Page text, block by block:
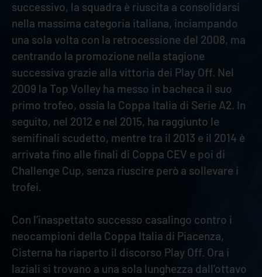
successivo, la squadra è riuscita a consolidarsi
nella massima categoria italiana, inciampando
una sola volta con la retrocessione del 2008, ma
centrando la promozione nella stagione
successiva grazie alla vittoria dei Play Off. Nel
2009 la Top Volley ha messo in bacheca il suo
primo trofeo, ossia la Coppa Italia di Serie A2. In
seguito, nel 2012 e nel 2015, ha raggiunto le
semifinali scudetto, mentre tra il 2013 e il 2014 è
arrivata fino alle finali di Coppa CEV e poi di
Challenge Cup, senza riuscire però a sollevare i
trofei.
Con l’inaspettato successo casalingo contro i
neocampioni della Coppa Italia di Piacenza,
Cisterna ha riaperto il discorso Play Off. Ora i
laziali si trovano a una sola lunghezza dall’ottavo